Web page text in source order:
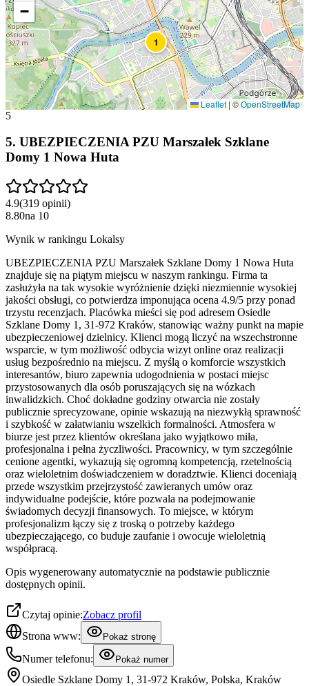
1
−
Leaflet | ©OpenStreetMap
5
5. UBEZPIECZENIA PZU Marszałek Szklane
Domy 1 Nowa Huta
4.9(319 opinii)
8.80na 10
Wynik w rankingu Lokalsy
UBEZPIECZENIA PZU Marszałek Szklane Domy 1 Nowa Huta
znajduje się na piątym miejscu w naszym rankingu. Firma ta
zasłużyła na tak wysokie wyróżnienie dzięki niezmiennie wysokiej
jakości obsługi, co potwierdza imponująca ocena 4.9/5 przy ponad
trzystu recenzjach. Placówka mieści się pod adresem Osiedle
Szklane Domy 1, 31-972 Kraków, stanowiąc ważny punkt na mapie
ubezpieczeniowej dzielnicy. Klienci mogą liczyć na wszechstronne
wsparcie, w tym możliwość odbycia wizyt online oraz realizacji
usług bezpośrednio na miejscu. Z myślą o komforcie wszystkich
interesantów, biuro zapewnia udogodnienia w postaci miejsc
przystosowanych dla osób poruszających się na wózkach
inwalidzkich. Choć dokładne godziny otwarcia nie zostały
publicznie sprecyzowane, opinie wskazują na niezwykłą sprawność
i szybkość w załatwianiu wszelkich formalności. Atmosfera w
biurze jest przez klientów określana jako wyjątkowo miła,
profesjonalna i pełna życzliwości. Pracownicy, w tym szczególnie
cenione agentki, wykazują się ogromną kompetencją, rzetelnością
oraz wieloletnim doświadczeniem w doradztwie. Klienci doceniają
przede wszystkim przejrzystość zawieranych umów oraz
indywidualne podejście, które pozwala na podejmowanie
świadomych decyzji finansowych. To miejsce, w którym
profesjonalizm łączy się z troską o potrzeby każdego
ubezpieczającego, co buduje zaufanie i owocuje wieloletnią
współpracą.
Opis wygenerowany automatycznie na podstawie publicznie
dostępnych opinii.
Czytaj opinie:Zobacz profil
Strona www:
Pokaż stronę
Numer telefonu: Pokaż numer
Osiedle Szklane Domy 1, 31-972 Kraków, Polska, Kraków